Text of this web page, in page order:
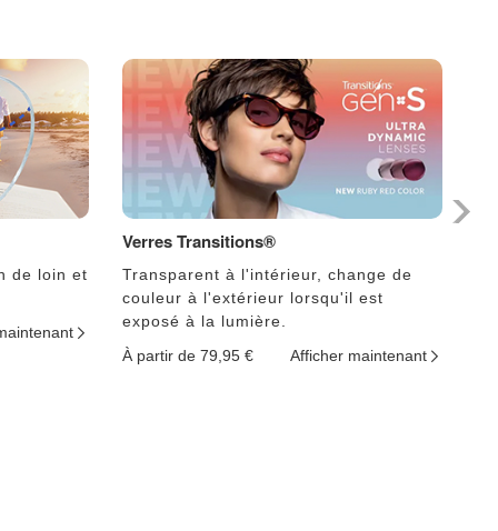
de loin et
Verres Transitions®
Transparent à l'intérieur, change de
couleur à l'extérieur lorsqu'il est
exposé à la lumière.
À partir de 79,95 €
Afficher maintenant